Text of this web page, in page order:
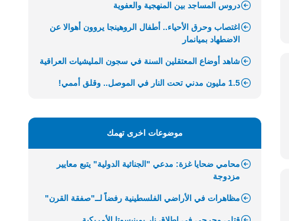
دروس المساجد بين المنهجية والعفوية
اغتصاب وحرق الأحياء.. أطفال الروهينجا يروون أهوالا عن
الاضطهاد بميانمار
شاهد أوضاع المعتقلين السنة في سجون المليشيات العراقية
1.5 مليون مدني تحت النار في الموصل.. وقلق أممي!
موضوعات اخرى تهمك
محامي ضحايا غزة: مدعي "الجنائية الدولية" يتبع معايير
مزدوجة
مظاهرات في الأراضي الفلسطينية رفضاً لــ"صفقة القرن"